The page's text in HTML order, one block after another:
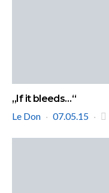
„If it bleeds…“
Le Don
07.05.15